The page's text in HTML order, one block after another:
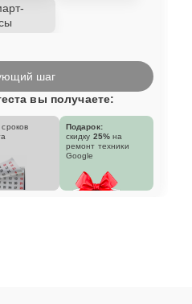
шаг
вы получаете:
Подарок:
скидку 25% на
ремонт техники
Google